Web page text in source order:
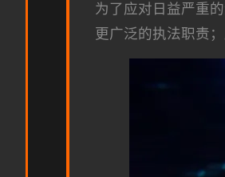
为了应对日益严重
更广泛的执法职责